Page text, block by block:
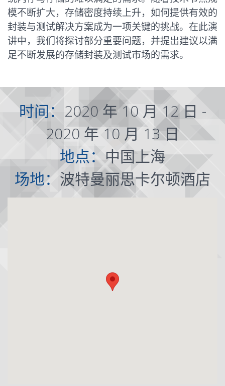
模不断扩大，存储密度持续上升，如何提供有效的
封装与测试解决方案成为一项关键的挑战。在此演
讲中，我们将探讨部分重要问题，并提出建议以满
足不断发展的存储封装及测试市场的需求。
时间： 2020 年 10 月 12 日 -
2020 年 10 月 13 日
地点：中国上海
场地： 波特曼丽思卡尔顿酒店